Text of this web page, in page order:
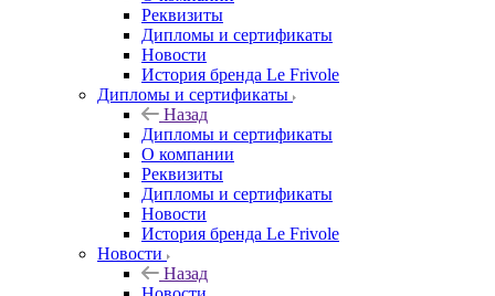
Реквизиты
Дипломы и сертификаты
Новости
История бренда Le Frivole
Дипломы и сертификаты
Назад
Дипломы и сертификаты
О компании
Реквизиты
Дипломы и сертификаты
Новости
История бренда Le Frivole
Новости
Назад